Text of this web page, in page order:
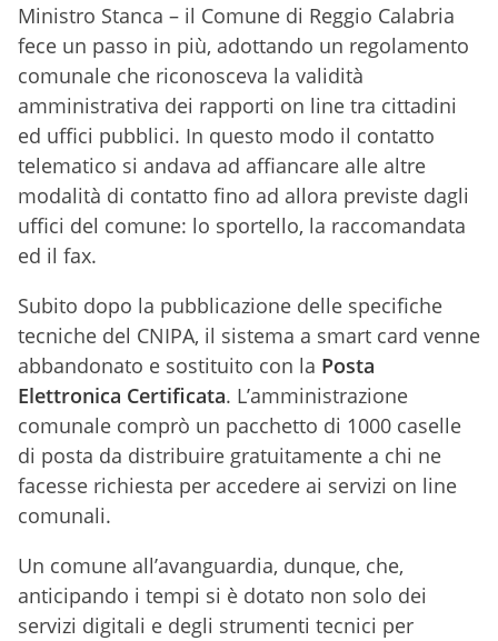
Ministro Stanca – il Comune di Reggio Calabria
fece un passo in più, adottando un regolamento
comunale che riconosceva la validità
amministrativa dei rapporti on line tra cittadini
ed uffici pubblici. In questo modo il contatto
telematico si andava ad affiancare alle altre
modalità di contatto fino ad allora previste dagli
uffici del comune: lo sportello, la raccomandata
ed il fax.
Subito dopo la pubblicazione delle specifiche
tecniche del CNIPA, il sistema a smart card venne
abbandonato e sostituito con la Posta
Elettronica Certificata. L’amministrazione
comunale comprò un pacchetto di 1000 caselle
di posta da distribuire gratuitamente a chi ne
facesse richiesta per accedere ai servizi on line
comunali.
Un comune all’avanguardia, dunque, che,
anticipando i tempi si è dotato non solo dei
servizi digitali e degli strumenti tecnici per